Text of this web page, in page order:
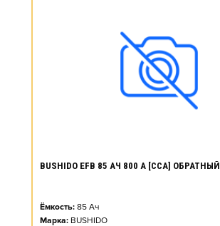
BUSHIDO EFB 85 АЧ 800 А [CCA] ОБРАТНЫЙ
Ёмкость: 85 Ач
Марка: BUSHIDO